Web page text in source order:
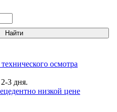
осмотра
3 дня.
низкой цене